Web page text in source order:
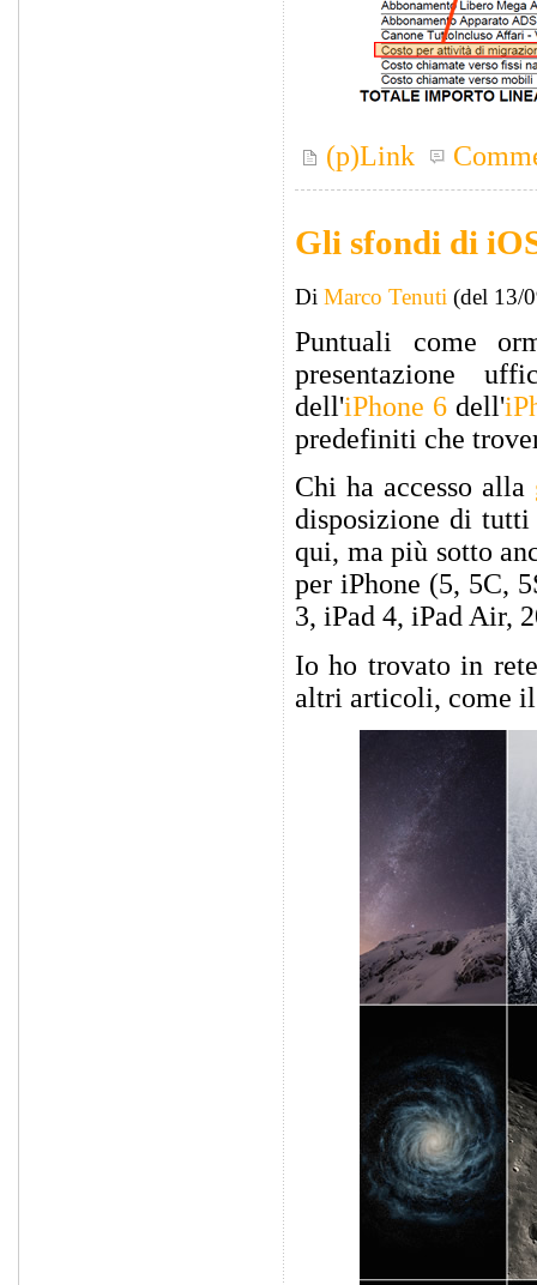
(p)Link
Gli sfondi di
Di Marco Tenuti (del 13/
Puntuali come
presentazione
dell'iPhone 6 dell'
predefiniti che
Chi ha accesso alla
disposizione di
qui, ma più sotto
per iPhone (5, 5C,
3, iPad 4, iPad Air,
Io ho trovato in
altri articoli, come